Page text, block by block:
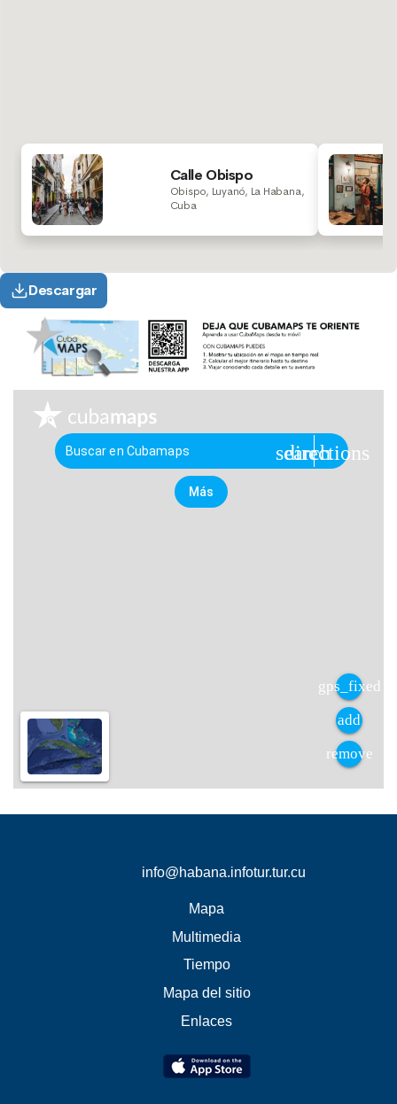
info@habana.infotur.tur.cu
Mapa
Multimedia
Tiempo
Mapa del sitio
Enlaces